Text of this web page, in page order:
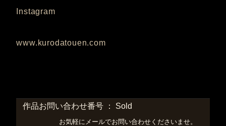
Instagram
www.kurodatouen.com
作品お問い合わせ番号 ： Sold
お気軽にメールでお問い合わせくださいませ。